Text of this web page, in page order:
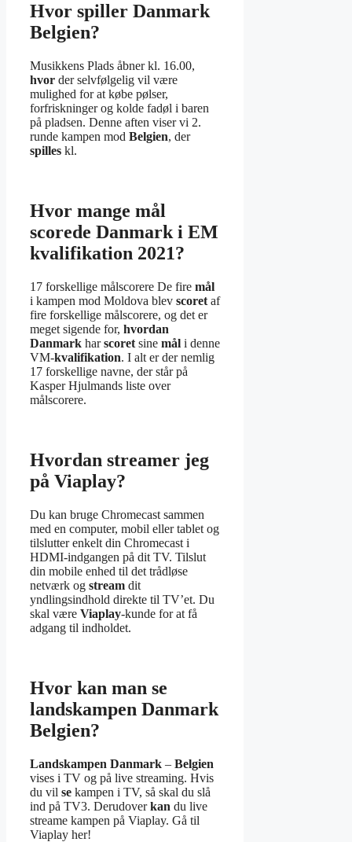
Hvor spiller Danmark
Belgien?
Musikkens Plads åbner kl. 16.00,
hvor der selvfølgelig vil være
mulighed for at købe pølser,
forfriskninger og kolde fadøl i baren
på pladsen. Denne aften viser vi 2.
runde kampen mod Belgien, der
spilles kl.
Hvor mange mål
scorede Danmark i EM
kvalifikation 2021?
17 forskellige målscorere De fire mål
i kampen mod Moldova blev scoret af
fire forskellige målscorere, og det er
meget sigende for, hvordan
Danmark harscoret sine mål i denne
VM-kvalifikation. I alt er der nemlig
17 forskellige navne, der står på
Kasper Hjulmands liste over
målscorere.
Hvordan streamer jeg
på Viaplay?
Du kan bruge Chromecast sammen
med en computer, mobil eller tablet og
tilslutter enkelt din Chromecast i
HDMI-indgangen på dit TV. Tilslut
din mobile enhed til det trådløse
netværk og stream dit
yndlingsindhold direkte til TV’et. Du
skal være Viaplay-kunde for at få
adgang til indholdet.
Hvor kan man se
landskampen Danmark
Belgien?
Landskampen Danmark – Belgien
vises i TV og på live streaming. Hvis
du vil se kampen i TV, så skal du slå
ind på TV3. Derudoverkan du live
streame kampen på Viaplay. Gå til
Viaplay her!